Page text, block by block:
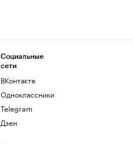
Социальные
сети
ВКонтакте
Одноклассники
Telegram
Дзен